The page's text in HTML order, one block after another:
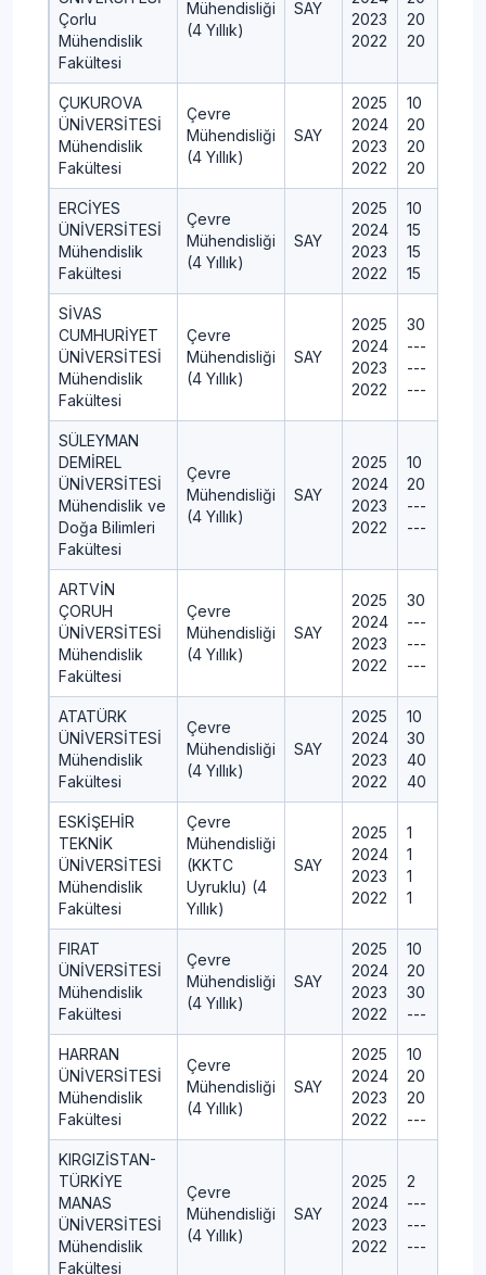
Çorlu
Mühendislik
Fakültesi
Mühendisliği
(4 Yıllık)
SAY
2023
2022
20
20
ÇUKUROVA
ÜNİVERSİTESİ
Mühendislik
Fakültesi
Çevre
Mühendisliği
(4 Yıllık)
SAY
2025
2024
2023
2022
10
20
20
20
ERCİYES
ÜNİVERSİTESİ
Mühendislik
Fakültesi
Çevre
Mühendisliği
(4 Yıllık)
SAY
2025
2024
2023
2022
10
15
15
15
SİVAS
CUMHURİYET
ÜNİVERSİTESİ
Mühendislik
Fakültesi
Çevre
Mühendisliği
(4 Yıllık)
SAY
2025
2024
2023
2022
30
---
---
---
SÜLEYMAN
DEMİREL
ÜNİVERSİTESİ
Mühendislik ve
Doğa Bilimleri
Fakültesi
Çevre
Mühendisliği
(4 Yıllık)
SAY
2025
2024
2023
2022
10
20
---
---
ARTVİN
ÇORUH
ÜNİVERSİTESİ
Mühendislik
Fakültesi
Çevre
Mühendisliği
(4 Yıllık)
SAY
2025
2024
2023
2022
30
---
---
---
ATATÜRK
ÜNİVERSİTESİ
Mühendislik
Fakültesi
Çevre
Mühendisliği
(4 Yıllık)
SAY
2025
2024
2023
2022
10
30
40
40
ESKİŞEHİR
TEKNİK
ÜNİVERSİTESİ
Mühendislik
Fakültesi
Çevre
Mühendisliği
(KKTC
Uyruklu) (4
Yıllık)
SAY
2025
2024
2023
2022
1
1
1
1
FIRAT
ÜNİVERSİTESİ
Mühendislik
Fakültesi
Çevre
Mühendisliği
(4 Yıllık)
SAY
2025
2024
2023
2022
10
20
30
---
HARRAN
ÜNİVERSİTESİ
Mühendislik
Fakültesi
Çevre
Mühendisliği
(4 Yıllık)
SAY
2025
2024
2023
2022
10
20
20
---
KIRGIZİSTAN-
TÜRKİYE
MANAS
ÜNİVERSİTESİ
Mühendislik
Fakültesi
Çevre
Mühendisliği
(4 Yıllık)
SAY
2025
2024
2023
2022
2
---
---
---